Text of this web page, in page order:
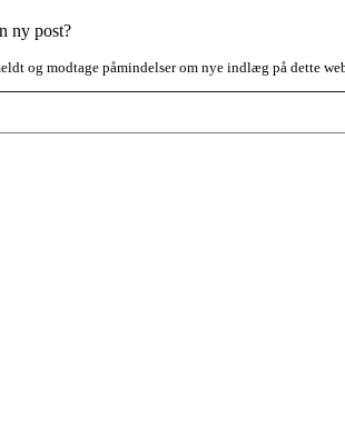
ny post?
og modtage påmindelser om nye indlæg på dette